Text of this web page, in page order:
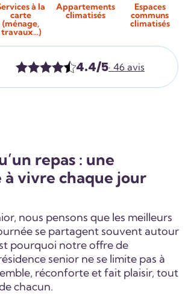
à la
carte
(ménage,
travaux…)
Appartements
climatisés
Espaces
communs
climatisés
4.4/5· 46 avis
repas : une
vivre chaque jour
nous pensons que les meilleurs
se partagent souvent autour
pourquoi notre offre de
senior ne se limite pas à
réconforte et fait plaisir, tout
chacun.